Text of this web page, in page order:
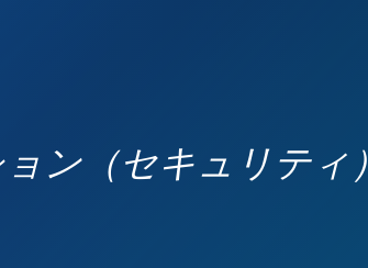
ン（セキュリティ）